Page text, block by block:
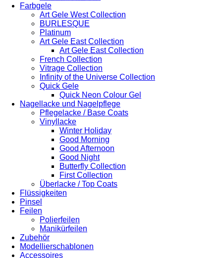
Farbgele
Art Gele West Collection
BURLESQUE
Platinum
Art Gele East Collection
Art Gele East Collection
French Collection
Vitrage Collection
Infinity of the Universe Collection
Quick Gele
Quick Neon Colour Gel
Nagellacke und Nagelpflege
Pflegelacke / Base Coats
Vinyllacke
Winter Holiday
Good Morning
Good Afternoon
Good Night
Butterfly Collection
First Collection
Überlacke / Top Coats
Flüssigkeiten
Pinsel
Feilen
Polierfeilen
Manikürfeilen
Zubehör
Modellierschablonen
Accessoires